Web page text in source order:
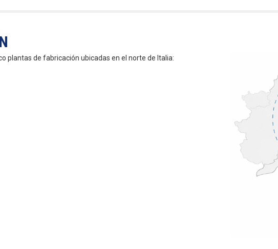
plantas de fabricación ubicadas en el norte de Italia: